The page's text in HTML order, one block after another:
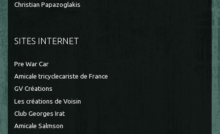
Christian Papazoglakis
SITES INTERNET
Pre War Car
Amicale tricyclecariste de France
GV Créations
Les créations de Voisin
Club Georges Irat
Amicale Salmson